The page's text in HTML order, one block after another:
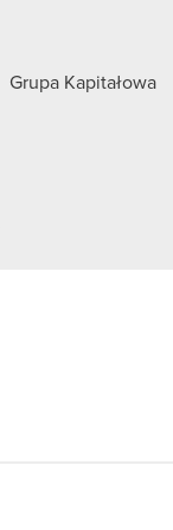
Grupa Kapitałowa